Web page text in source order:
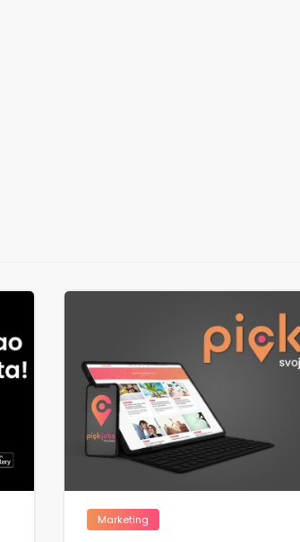
Marketing